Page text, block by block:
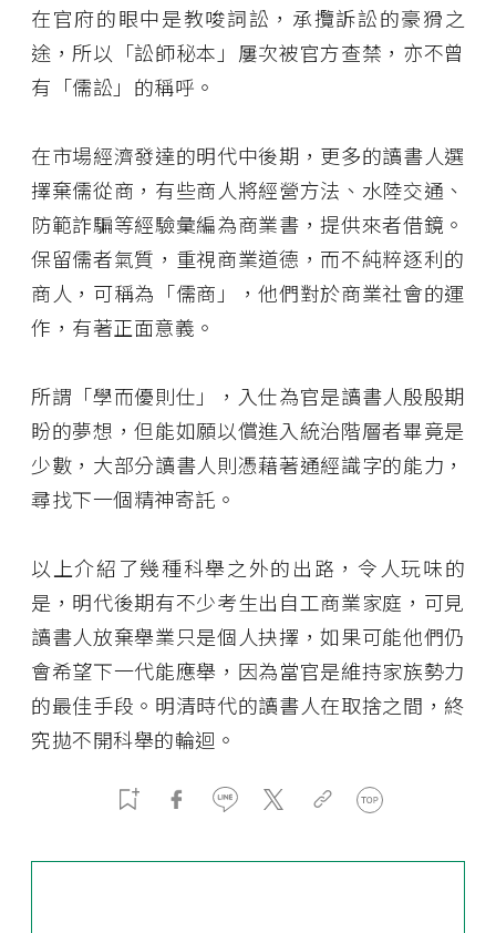
在官府的眼中是教唆詞訟，承攬訴訟的豪猾之
途，所以「訟師秘本」屢次被官方查禁，亦不曾
有「儒訟」的稱呼。
在市場經濟發達的明代中後期，更多的讀書人選
擇棄儒從商，有些商人將經營方法、水陸交通、
防範詐騙等經驗彙編為商業書，提供來者借鏡。
保留儒者氣質，重視商業道德，而不純粹逐利的
商人，可稱為「儒商」，他們對於商業社會的運
作，有著正面意義。
所謂「學而優則仕」，入仕為官是讀書人殷殷期
盼的夢想，但能如願以償進入統治階層者畢竟是
少數，大部分讀書人則憑藉著通經識字的能力，
尋找下一個精神寄託。
以上介紹了幾種科舉之外的出路，令人玩味的
是，明代後期有不少考生出自工商業家庭，可見
讀書人放棄舉業只是個人抉擇，如果可能他們仍
會希望下一代能應舉，因為當官是維持家族勢力
的最佳手段。明清時代的讀書人在取捨之間，終
究拋不開科舉的輪迴。